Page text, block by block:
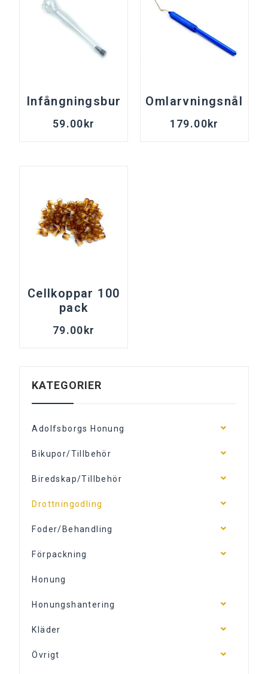
Infångningsbur
59.00 kr
Omlarvningsnål
179.00kr
Cellkoppar 100
pack
79.00 kr
KATEGORIER
Adolfsborgs Honung
Bikupor/Tillbehör
Biredskap/Tillbehör
Drottningodling
Foder/Behandling
Förpackning
Honung
Honungshantering
Kläder
Övrigt